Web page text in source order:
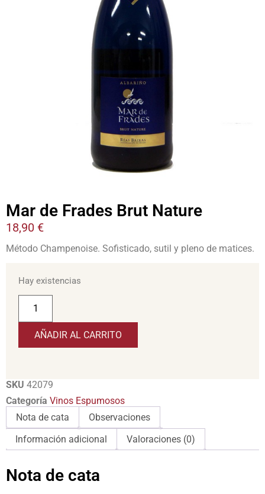
Mar de Frades Brut Nature
18,90 €
Método Champenoise. Sofisticado, sutil y pleno de matices.
Hay existencias
AÑADIR AL CARRITO
SKU 42079
Categoría Vinos Espumosos
Nota de cata
Observaciones
Información adicional
Valoraciones (0)
Nota de cata